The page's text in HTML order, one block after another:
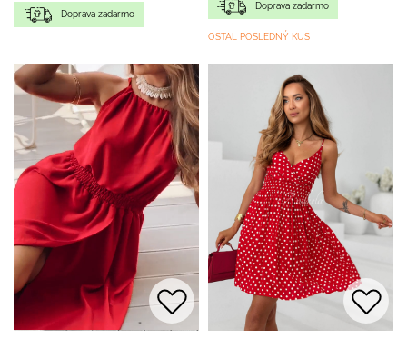
Doprava zadarmo
Doprava zadarmo
OSTAL POSLEDNÝ KUS
BESTSELLER